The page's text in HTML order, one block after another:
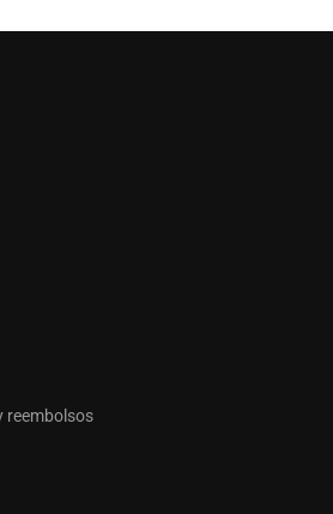
reembolsos